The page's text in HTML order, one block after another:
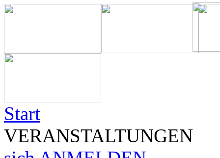
Start
VERANSTALTUNGEN